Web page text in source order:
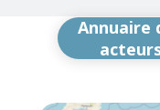
Annuaire